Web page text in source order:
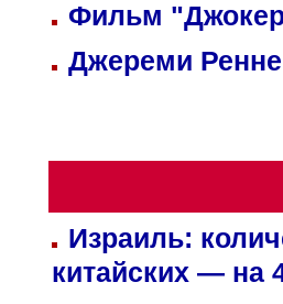
Фильм
Джереми
Израиль:
китайских — на